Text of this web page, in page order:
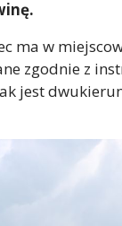
ma w
zgodnie z
jest